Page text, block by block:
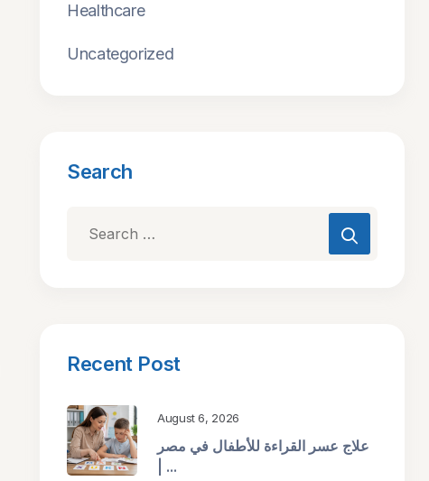
Healthcare
Uncategorized
Search
Recent Post
August 6, 2026
علاج عسر القراءة للأطفال في مصر
| ...